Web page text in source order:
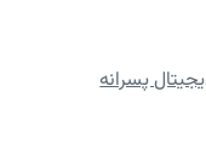
پسرانه